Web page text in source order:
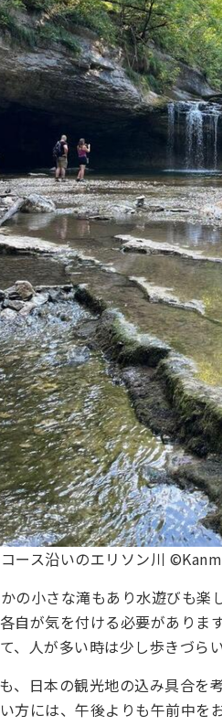
ース沿いのエリソン川
の小さな滝もあり水遊びも楽
自が気を付ける必要がありま
、人が多い時は少し歩きづら
、日本の観光地の込み具合を
方には、午後よりも午前中を